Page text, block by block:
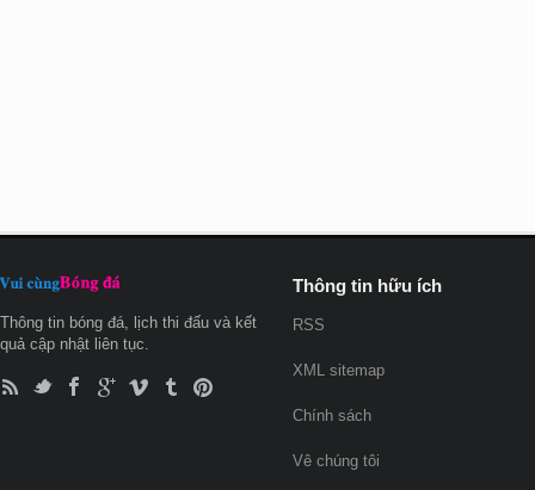
Thông tin bóng đá, lịch thi đấu và kết
quả cập nhật liên tục.
Thông tin hữu ích
RSS
XML sitemap
Chính sách
Vê chúng tôi